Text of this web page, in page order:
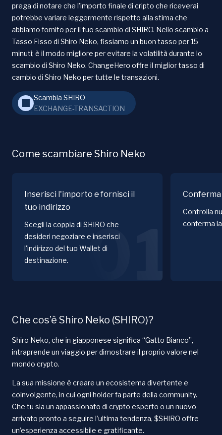
prega di notare che l'importo finale di cripto che riceverai
potrebbe variare leggermente rispetto alla stima che
abbiamo fornito per il tuo scambio di SHIRO. Nello scambio a
Tasso Fisso di Shiro Neko, fissiamo un buon tasso per 15
minuti; è il modo migliore per evitare la volatilità durante lo
scambio di Shiro Neko. ChangeHero offre il miglior tasso di
cambio di Shiro Neko per tutte le transazioni.
Scambia SHIRO
EXCHANGE-TRANSACTION
Come scambiare Shiro Neko
Inserisci l'importo e fornisci il
tuo indirizzo
Scegli la coppia di SHIRO che
desideri negoziare e inserisci
l'indirizzo del tuo Wallet di
destinazione.
01
Controlla
conferma
Che cos’è Shiro Neko (SHIRO)?
Shiro Neko, che in giapponese significa “Gatto Bianco”,
intraprende un viaggio per dimostrare il proprio valore nel
mondo crypto.
La sua missione è creare un ecosistema divertente e
coinvolgente, in cui ogni holder fa parte della community.
Che tu sia un appassionato di crypto esperto o un nuovo
arrivato pronto a seguire l’ultima tendenza, $SHIRO offre
un’esperienza accessibile e gratificante.